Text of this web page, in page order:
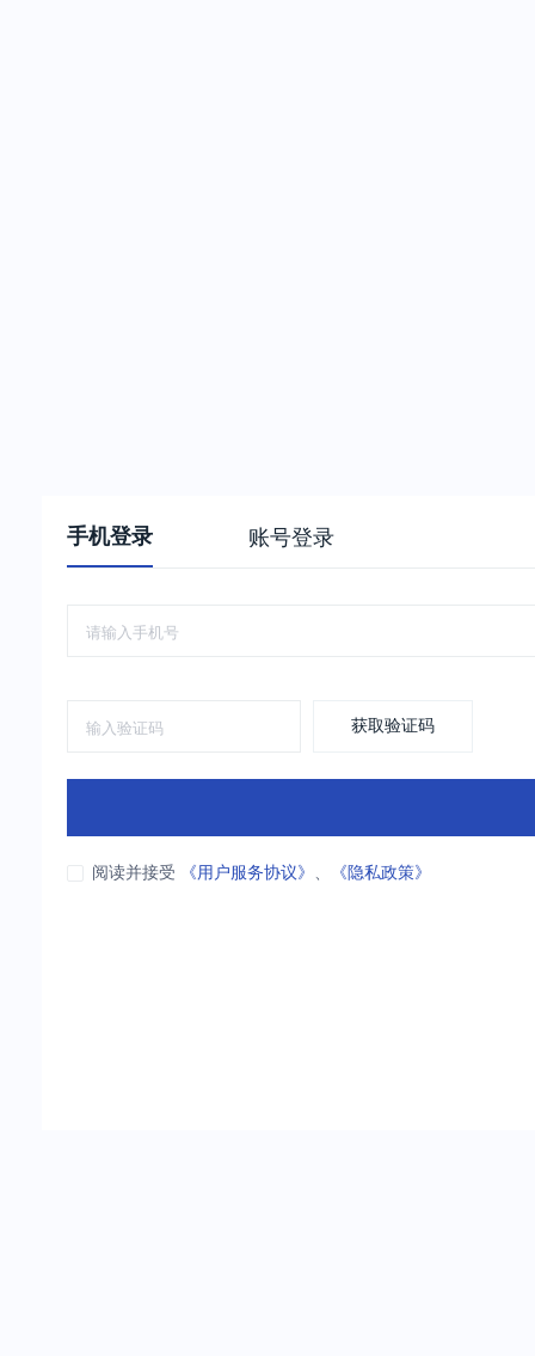
手机登录 账号登录
获取验证码
阅读并接受 《用户服务协议》 、 《隐私政策》